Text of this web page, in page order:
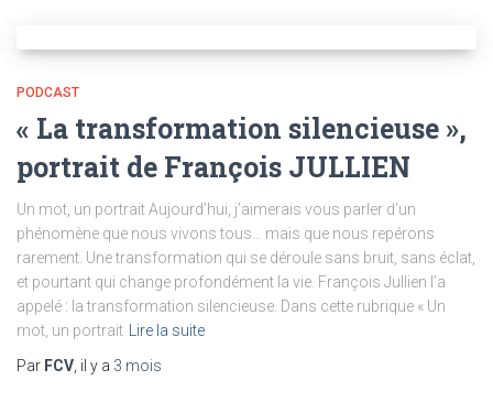
PODCAST
« La transformation silencieuse »,
portrait de François JULLIEN
Un mot, un portrait Aujourd’hui, j’aimerais vous parler d’un
phénomène que nous vivons tous… mais que nous repérons
rarement. Une transformation qui se déroule sans bruit, sans éclat,
et pourtant qui change profondément la vie. François Jullien l’a
appelé : la transformation silencieuse. Dans cette rubrique « Un
mot, un portrait Lire la suite
Par FCV, il y a 3 mois